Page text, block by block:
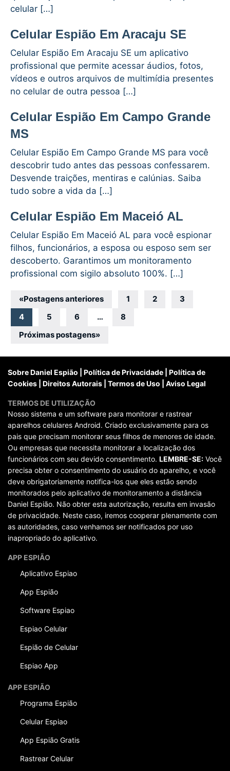
celular […]
Celular Espião Em Aracaju SE
Celular Espião Em Aracaju SE um aplicativo
profissional que permite acessar áudios, fotos,
vídeos e outros arquivos de multimídia presentes
no celular de outra pessoa […]
Celular Espião Em Campo Grande
MS
Celular Espião Em Campo Grande MS para você
descobrir tudo antes das pessoas confessarem.
Desvende traições, mentiras e calúnias. Saiba
tudo sobre a vida da […]
Celular Espião Em Maceió AL
Celular Espião Em Maceió AL para você espionar
filhos, funcionários, a esposa ou esposo sem ser
descoberto. Garantimos um monitoramento
profissional com sigilo absoluto 100%. […]
Navegação
por
posts
«Postagens anteriores 1 2
3
4
5 6 …
8
Próximas postagens»
Sobre Daniel Espião Política de Privacidade
Política de
Cookies
Direitos Autorais Termos de Uso Aviso Legal
TERMOS DE UTILIZAÇÃO
Nosso sistema e um software para monitorar e rastrear
aparelhos celulares Android. Criado exclusivamente para os
pais que precisam monitorar seus filhos de menores de idade.
Ou empresas que necessita monitorar a localização dos
funcionários com seu devido consentimento. LEMBRE-SE: Você
precisa obter o consentimento do usuário do aparelho, e você
deve obrigatoriamente notifica-los que eles estão sendo
monitorados pelo aplicativo de monitoramento a distância
Daniel Espião. Não obter esta autorização, resulta em invasão
de privacidade. Neste caso, iremos cooperar plenamente com
as autoridades, caso venhamos ser notificados por uso
inapropriado do aplicativo.
APP ESPIÃO
Aplicativo Espiao
App Espião
Software Espiao
Espiao Celular
Espião de Celular
Espiao App
APP ESPIÃO
Programa Espião
Celular Espiao
App Espião Gratis
Rastrear Celular